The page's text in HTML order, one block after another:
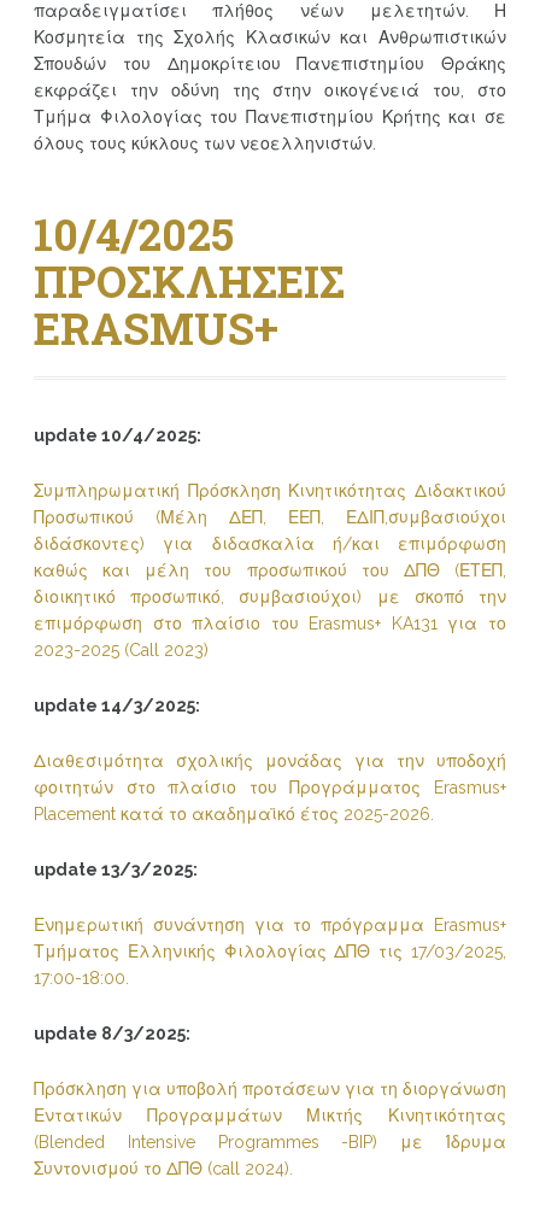
παραδειγματίσει πλήθος νέων μελετητών. Η
Κοσμητεία της Σχολής Κλασικών και Ανθρωπιστικών
Σπουδών του Δημοκρίτειου Πανεπιστημίου Θράκης
εκφράζει την οδύνη της στην οικογένειά του, στο
Τμήμα Φιλολογίας του Πανεπιστημίου Κρήτης και σε
όλους τους κύκλους των νεοελληνιστών.
10/4/2025
ΠΡΟΣΚΛΗΣΕΙΣ
ERASMUS+
update 10/4/2025:
Συμπληρωματική Πρόσκληση Κινητικότητας Διδακτικού
Προσωπικού (Μέλη ΔΕΠ, ΕΕΠ, ΕΔΙΠ,συμβασιούχοι
διδάσκοντες) για διδασκαλία ή/και επιμόρφωση
καθώς και μέλη του προσωπικού του ΔΠΘ (ΕΤΕΠ,
διοικητικό προσωπικό, συμβασιούχοι) με σκοπό την
επιμόρφωση στο πλαίσιο του Erasmus+ KA131 για το
2023-2025 (Call 2023)
update 14/3/2025:
Διαθεσιμότητα σχολικής μονάδας για την υποδοχή
φοιτητών στο πλαίσιο του Προγράμματος Erasmus+
Placement κατά το ακαδημαϊκό έτος 2025-2026.
update 13/3/2025:
Ενημερωτική συνάντηση για το πρόγραμμα Erasmus+
Τμήματος Ελληνικής Φιλολογίας ΔΠΘ τις 17/03/2025,
17:00-18:00.
update 8/3/2025:
Πρόσκληση για υποβολή προτάσεων για τη διοργάνωση
Εντατικών Προγραμμάτων Μικτής Κινητικότητας
(Blended Intensive Programmes -BIP) με Ίδρυμα
Συντονισμού το ΔΠΘ (call 2024).